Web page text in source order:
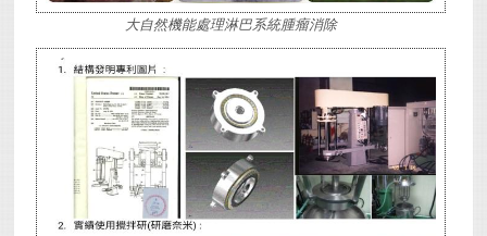
大自然機能處理淋巴系統腫瘤消除